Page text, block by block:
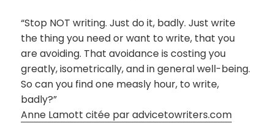
“Stop NOT writing. Just do it, badly. Just write
the thing you need or want to write, that you
are avoiding. That avoidance is costing you
greatly, isometrically, and in general well-being.
So can you find one measly hour, to write,
badly?”
Anne Lamott citée par advicetowriters.com